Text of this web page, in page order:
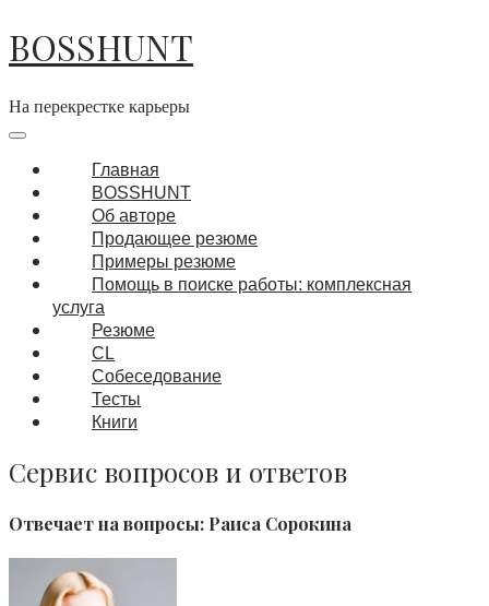
Перейти
к
BOSSHUNT
На перекрестке карьеры
навигация
Меню
Главная
BOSSHUNT
Об авторе
Продающее резюме
Примеры резюме
Помощь в поиске работы: комплексная
услуга
Резюме
CL
Собеседование
Тесты
Книги
Сервис вопросов и ответов
Отвечает на вопросы: Раиса Сорокина